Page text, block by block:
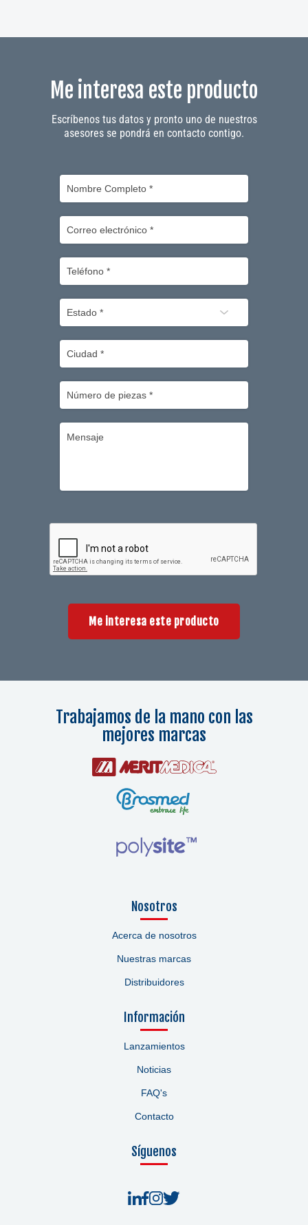
Me interesa este producto
Escríbenos tus datos y pronto uno de nuestros
asesores se pondrá en contacto contigo.
Me interesa este producto
Trabajamos de la mano con las
mejores marcas
Nosotros
Acerca de nosotros
Nuestras marcas
Distribuidores
Información
Lanzamientos
Noticias
FAQ's
Contacto
Síguenos